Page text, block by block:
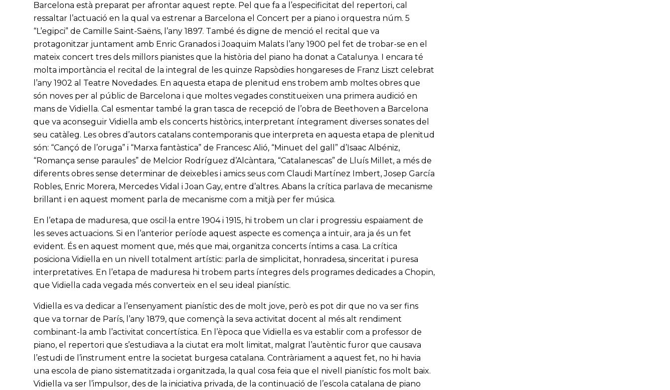
Barcelona està preparat per afrontar aquest repte. Pel que fa a l’especificitat del repertori, cal
ressaltar l’actuació en la qual va estrenar a Barcelona el Concert per a piano i orquestra núm. 5
“L’egipci” de Camille Saint-Saëns, l’any 1897. També és digne de menció el recital que va
protagonitzar juntament amb Enric Granados i Joaquim Malats l’any 1900 pel fet de trobar-se en el
mateix concert tres dels millors pianistes que la història del piano ha donat a Catalunya. I encara té
molta importància el recital de la integral de les quinze Rapsòdies hongareses de Franz Liszt celebrat
l’any 1902 al Teatre Novedades. En aquesta etapa de plenitud ens trobem amb moltes obres que
són noves per al públic de Barcelona i que moltes vegades constitueixen una primera audició en
mans de Vidiella. Cal esmentar també la gran tasca de recepció de l’obra de Beethoven a Barcelona
que va aconseguir Vidiella amb els concerts històrics, interpretant íntegrament diverses sonates del
seu catàleg. Les obres d’autors catalans contemporanis que interpreta en aquesta etapa de plenitud
són: “Cançó de l’oruga” i “Marxa fantàstica” de Francesc Alió, “Minuet del gall” d’Isaac Albéniz,
“Romança sense paraules” de Melcior Rodríguez d’Alcàntara, “Catalanescas” de Lluís Millet, a més de
diferents obres sense determinar de deixebles i amics seus com Claudi Martínez Imbert, Josep García
Robles, Enric Morera, Mercedes Vidal i Joan Gay, entre d’altres. Abans la crítica parlava de mecanisme
brillant i en aquest moment parla de mecanisme com a mitjà per fer música.
En l’etapa de maduresa, que oscil·la entre 1904 i 1915, hi trobem un clar i progressiu espaiament de
les seves actuacions. Si en l’anterior període aquest aspecte es comença a intuir, ara ja és un fet
evident. És en aquest moment que, més que mai, organitza concerts íntims a casa. La crítica
posiciona Vidiella en un nivell totalment artístic: parla de simplicitat, honradesa, sinceritat i puresa
interpretatives. En l’etapa de maduresa hi trobem parts íntegres dels programes dedicades a Chopin,
que Vidiella cada vegada més converteix en el seu ideal pianístic.
Vidiella es va dedicar a l’ensenyament pianístic des de molt jove, però es pot dir que no va ser fins
que va tornar de París, l’any 1879, que començà la seva activitat docent al més alt rendiment
combinant-la amb l’activitat concertística. En l’època que Vidiella es va establir com a professor de
piano, el repertori que s’estudiava a la ciutat era molt limitat, malgrat l’autèntic furor que causava
l’estudi de l’instrument entre la societat burgesa catalana. Contràriament a aquest fet, no hi havia
una escola de piano sistematitzada i organitzada, la qual cosa feia que el nivell pianístic fos molt baix.
Vidiella va ser l’impulsor, des de la iniciativa privada, de la continuació de l’escola catalana de piano